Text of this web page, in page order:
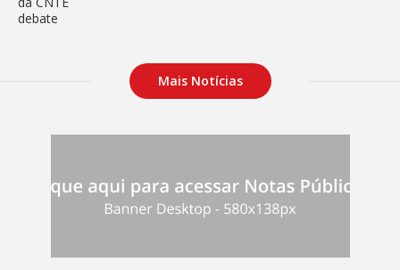
Mais Notícias